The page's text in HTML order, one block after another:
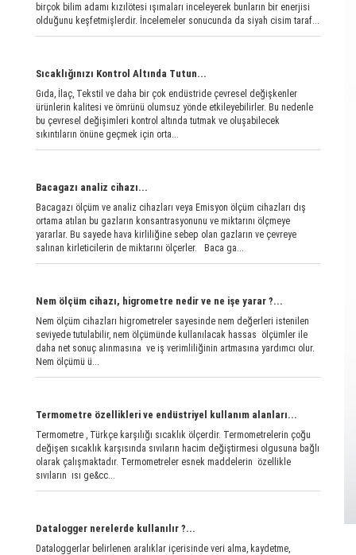
birçok bilim adamı kızılötesi ışımaları inceleyerek bunların bir enerjisi
olduğunu keşfetmişlerdir. İncelemeler sonucunda da siyah cisim taraf...
Sıcaklığınızı Kontrol Altında Tutun...
Gıda, İlaç, Tekstil ve daha bir çok endüstride çevresel değişkenler
ürünlerin kalitesi ve ömrünü olumsuz yönde etkileyebilirler. Bu nedenle
bu çevresel değişimleri kontrol altında tutmak ve oluşabilecek
sıkıntıların önüne geçmek için orta...
Bacagazı analiz cihazı...
Bacagazı ölçüm ve analiz cihazları veya Emisyon ölçüm cihazları dış
ortama atılan bu gazların konsantrasyonunu ve miktarını ölçmeye
yararlar. Bu sayede hava kirliliğine sebep olan gazların ve çevreye
salınan kirleticilerin de miktarını ölçerler. Baca ga...
Nem ölçüm cihazı, higrometre nedir ve ne işe yarar ?...
Nem ölçüm cihazları higrometreler sayesinde nem değerleri istenilen
seviyede tutulabilir, nem ölçümünde kullanılacak hassas ölçümler ile
daha net sonuç alınmasına ve iş verimliliğinin artmasına yardımcı olur.
Nem ölçümü ü...
Termometre özellikleri ve endüstriyel kullanım alanları...
Termometre , Türkçe karşılığı sıcaklık ölçerdir. Termometrelerin çoğu
değişen sıcaklık karşısında sıvıların hacim değiştirmesi olgusuna bağlı
olarak çalışmaktadır. Termometreler esnek maddelerin özellikle
sıvıların ısı ge&cc...
Datalogger nerelerde kullanılır ?...
Dataloggerlar belirlenen aralıklar içerisinde veri alma, kaydetme,